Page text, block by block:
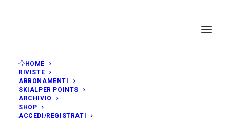
HOME
RIVISTE
ABBONAMENTI
SKIALPER POINTS
ARCHIVIO
SHOP
ACCEDI/REGISTRATI